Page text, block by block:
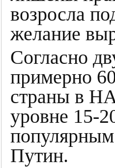
возросла
желание
Согласно
примерно
страны в
уровне 15-
популярным
Путин.